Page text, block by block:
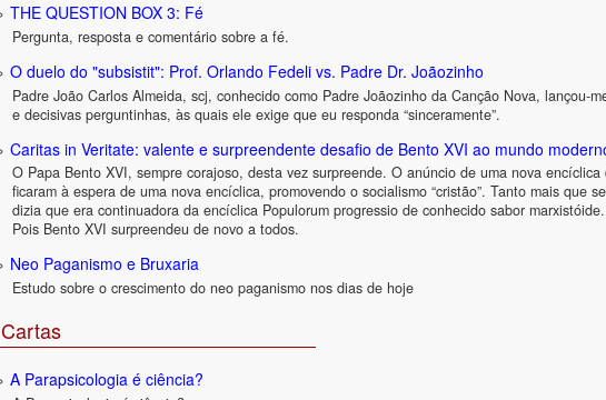
THE QUESTION BOX 3: Fé
Pergunta, resposta e comentário sobre a fé.
O duelo do "subsistit": Prof. Orlando Fedeli vs. Padre Dr. Joãozinho
Padre João Carlos Almeida, scj, conhecido como Padre Joãozinho da Canção Nova, lançou-
e decisivas perguntinhas, às quais ele exige que eu responda “sinceramente”.
Caritas in Veritate: valente e surpreendente desafio de Bento XVI ao mundo
O Papa Bento XVI, sempre corajoso, desta vez surpreende. O anúncio de uma nova
ficaram à espera de uma nova encíclica, promovendo o socialismo “cristão”. Tanto mais que
dizia que era continuadora da encíclica Populorum progressio de conhecido sabor
Pois Bento XVI surpreendeu de novo a todos.
Neo Paganismo e Bruxaria
Estudo sobre o crescimento do neo paganismo nos dias de hoje
Cartas
A Parapsicologia é ciência?